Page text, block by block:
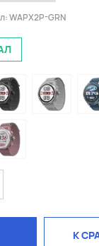
WAPX2P-GRN
К